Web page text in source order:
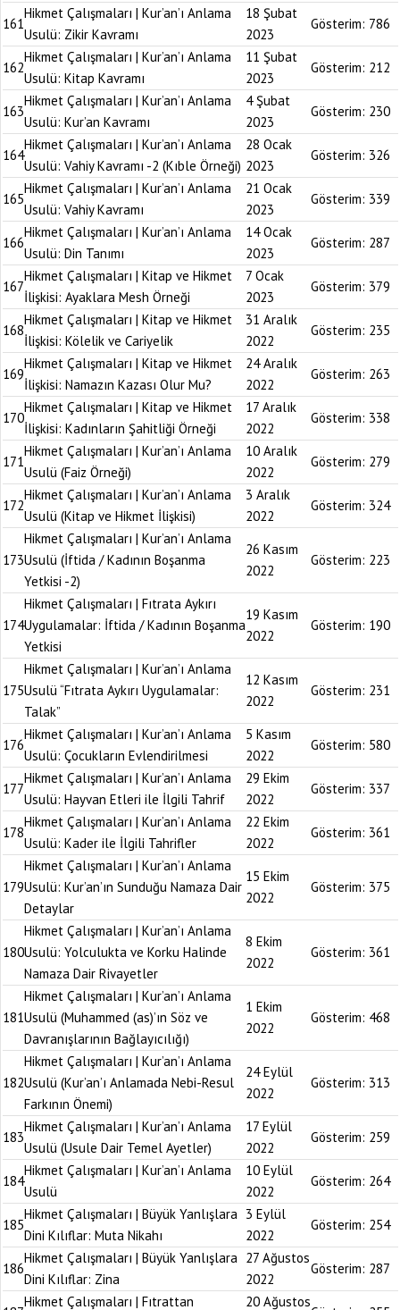
161
Hikmet Çalışmaları | Kur’an’ı Anlama
Usulü: Zikir Kavramı
18 Şubat
2023
Gösterim: 786
162
Hikmet Çalışmaları | Kur’an’ı Anlama
Usulü: Kitap Kavramı
11 Şubat
2023
Gösterim: 212
163
Hikmet Çalışmaları | Kur’an’ı Anlama
Usulü: Kur’an Kavramı
4 Şubat
2023
Gösterim: 230
164
Hikmet Çalışmaları | Kur’an’ı Anlama
Usulü: Vahiy Kavramı -2 (Kıble Örneği)
28 Ocak
2023
Gösterim: 326
165
Hikmet Çalışmaları | Kur’an’ı Anlama
Usulü: Vahiy Kavramı
21 Ocak
2023
Gösterim: 339
166
Hikmet Çalışmaları | Kur’an’ı Anlama
Usulü: Din Tanımı
14 Ocak
2023
Gösterim: 287
167
Hikmet Çalışmaları | Kitap ve Hikmet
İlişkisi: Ayaklara Mesh Örneği
7 Ocak
2023
Gösterim: 379
168
Hikmet Çalışmaları | Kitap ve Hikmet
İlişkisi: Kölelik ve Cariyelik
31 Aralık
2022
Gösterim: 235
169
Hikmet Çalışmaları | Kitap ve Hikmet
İlişkisi: Namazın Kazası Olur Mu?
24 Aralık
2022
Gösterim: 263
170
Hikmet Çalışmaları | Kitap ve Hikmet
İlişkisi: Kadınların Şahitliği Örneği
17 Aralık
2022
Gösterim: 338
171
Hikmet Çalışmaları | Kur’an’ı Anlama
Usulü (Faiz Örneği)
10 Aralık
2022
Gösterim: 279
172
Hikmet Çalışmaları | Kur’an’ı Anlama
Usulü (Kitap ve Hikmet İlişkisi)
3 Aralık
2022
Gösterim: 324
173
Hikmet Çalışmaları | Kur’an’ı Anlama
Usulü (İftida / Kadının Boşanma
Yetkisi -2)
26 Kasım
2022
Gösterim: 223
174
Hikmet Çalışmaları | Fıtrata Aykırı
Uygulamalar: İftida / Kadının Boşanma
Yetkisi
19 Kasım
2022
Gösterim: 190
175
Hikmet Çalışmaları | Kur’an’ı Anlama
Usulü “Fıtrata Aykırı Uygulamalar:
Talak”
12 Kasım
2022
Gösterim: 231
176
Hikmet Çalışmaları | Kur’an’ı Anlama
Usulü: Çocukların Evlendirilmesi
5 Kasım
2022
Gösterim: 580
177
Hikmet Çalışmaları | Kur’an’ı Anlama
Usulü: Hayvan Etleri ile İlgili Tahrif
29 Ekim
2022
Gösterim: 337
178
Hikmet Çalışmaları | Kur’an’ı Anlama
Usulü: Kader ile İlgili Tahrifler
22 Ekim
2022
Gösterim: 361
179
Hikmet Çalışmaları | Kur’an’ı Anlama
Usulü: Kur’an’ın Sunduğu Namaza Dair
Detaylar
15 Ekim
2022
Gösterim: 375
180
Hikmet Çalışmaları | Kur’an’ı Anlama
Usulü: Yolculukta ve Korku Halinde
Namaza Dair Rivayetler
8 Ekim
2022
Gösterim: 361
181
Hikmet Çalışmaları | Kur’an’ı Anlama
Usulü (Muhammed (as)’ın Söz ve
Davranışlarının Bağlayıcılığı)
1 Ekim
2022
Gösterim: 468
182
Hikmet Çalışmaları | Kur’an’ı Anlama
Usulü (Kur’an’ı Anlamada Nebi-Resul
Farkının Önemi)
24 Eylül
2022
Gösterim: 313
183
Hikmet Çalışmaları | Kur’an’ı Anlama
Usulü (Usule Dair Temel Ayetler)
17 Eylül
2022
Gösterim: 259
184
Hikmet Çalışmaları | Kur’an’ı Anlama
Usulü
10 Eylül
2022
Gösterim: 264
185
Hikmet Çalışmaları | Büyük Yanlışlara
Dini Kılıflar: Muta Nikahı
3 Eylül
2022
Gösterim: 254
186
Hikmet Çalışmaları | Büyük Yanlışlara
Dini Kılıflar: Zina
27 Ağustos
2022
Gösterim: 287
Hikmet Çalışmaları | Fıtrattan 20 Ağustos